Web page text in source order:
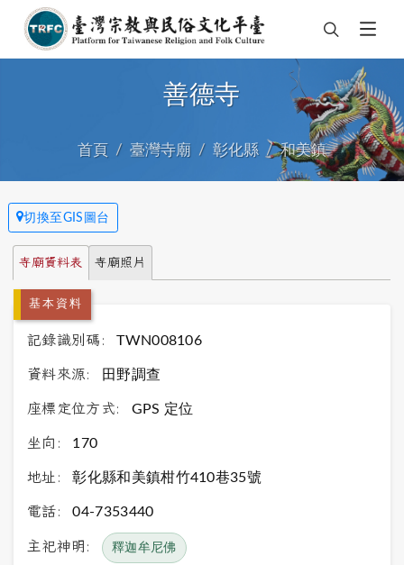
善德寺
首頁 臺灣寺廟 彰化縣 和美鎮
切換至GIS圖台
寺廟資料表 寺廟照片
基本資料
記錄識別碼: TWN008106
資料來源: 田野調查
座標定位方式: GPS 定位
坐向: 170
地址: 彰化縣和美鎮柑竹410巷35號
電話: 04-7353440
主祀神明: 釋迦牟尼佛